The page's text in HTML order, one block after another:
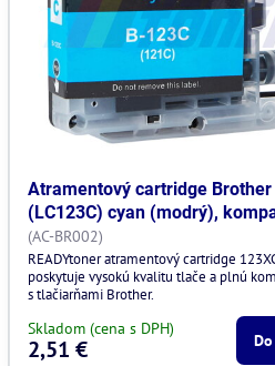
Atramentový cartridge Brother
(LC123C) cyan (modrý),
(AC-BR002)
READYtoner atramentový cartridge
poskytuje vysokú kvalitu tlače a plnú
s tlačiarňami Brother.
Skladom (cena s DPH)
2,51 €